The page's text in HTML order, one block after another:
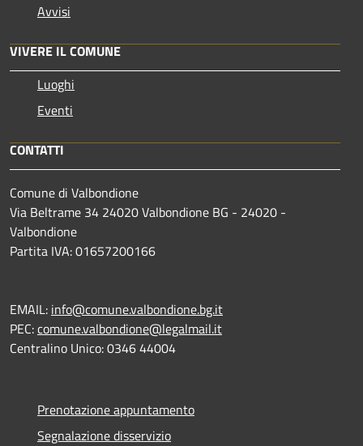
Avvisi
VIVERE IL COMUNE
Luoghi
Eventi
CONTATTI
Comune di Valbondione
Via Beltrame 34 24020 Valbondione BG - 24020 -
Valbondione
Partita IVA: 01657200166
EMAIL: info@comune.valbondione.bg.it
PEC:comune.valbondione@legalmail.it
Centralino Unico: 0346 44004
Prenotazione appuntamento
Segnalazione disservizio